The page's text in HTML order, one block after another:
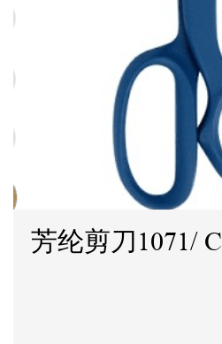
芳纶剪刀1071/